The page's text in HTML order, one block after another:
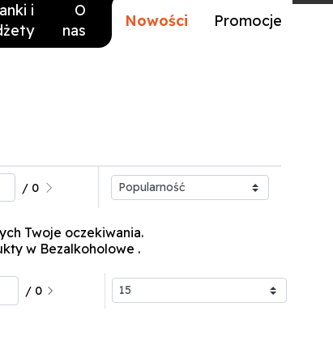
i
O
nas
Nowości Promocje
/ 0
Twoje oczekiwania.
w Bezalkoholowe .
/ 0